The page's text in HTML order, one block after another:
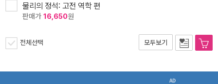
물리의 정석: 고전 역학 편
판매가 16,650원
전체선택 모두보기